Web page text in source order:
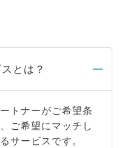
とは？
トナーがご希望条
ご希望にマッチし
サービスです。